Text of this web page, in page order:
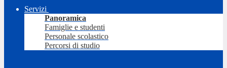
Servizi
Panoramica
Famiglie e studenti
Personale scolastico
Percorsi di studio